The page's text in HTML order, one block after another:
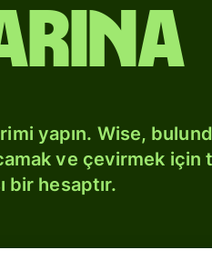
yapın. Wise,
ve çevirmek için
bir hesaptır.